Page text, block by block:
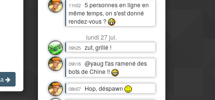
11h52
5 personnes en ligne en
même temps, on s'est donné
rendez-vous ?
lundi 27 jul.
09h25 zut, grillé !
09h16
@yaug t'as ramené des
bots de Chine !!
08h57 Hop, déspawn